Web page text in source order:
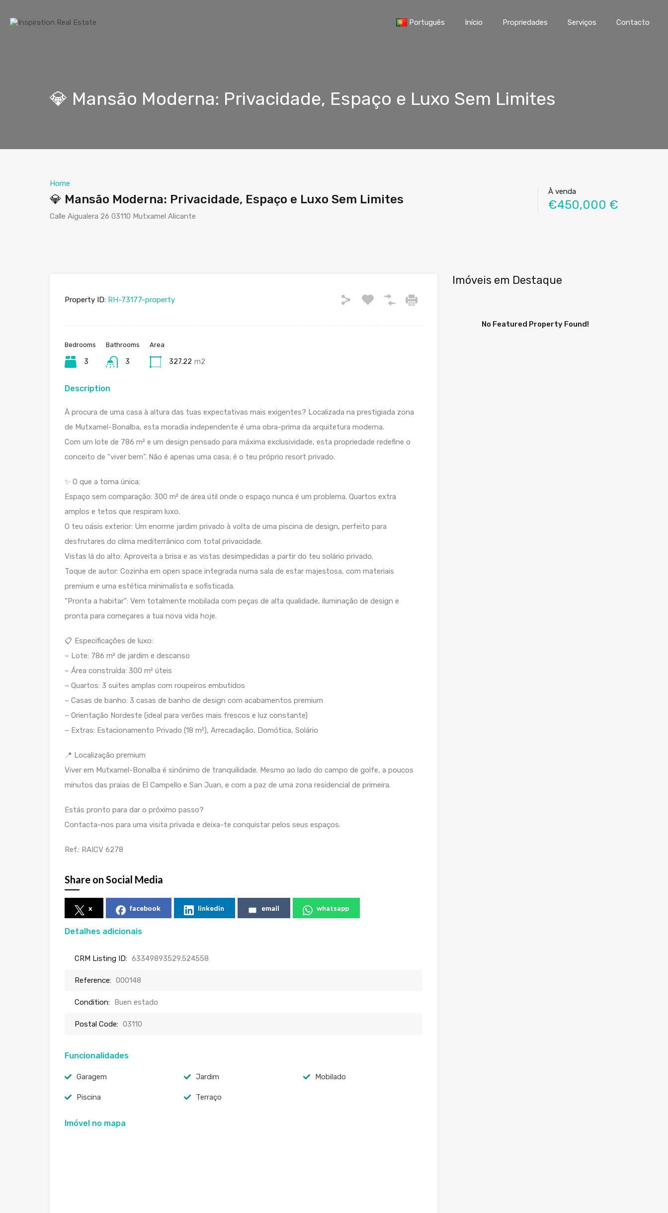
Português Início Propriedades Serviços Contacto
💎 Mansão Moderna: Privacidade, Espaço e Luxo Sem Limites
Home
💎 Mansão Moderna: Privacidade, Espaço e Luxo Sem Limites
Calle Aigualera 26 03110 Mutxamel Alicante
À venda
€450,000 €
Property ID: RH-73177-property
Bedrooms
3
Bathrooms
3
Area
327.22 m2
Description
À procura de uma casa à altura das tuas expectativas mais exigentes? Localizada na prestigiada zona
de Mutxamel-Bonalba, esta moradia independente é uma obra-prima da arquitetura moderna.
Com um lote de 786 m² e um design pensado para máxima exclusividade, esta propriedade redefine o
conceito de “viver bem”. Não é apenas uma casa; é o teu próprio resort privado.
✨ O que a torna única:
Espaço sem comparação: 300 m² de área útil onde o espaço nunca é um problema. Quartos extra
amplos e tetos que respiram luxo.
O teu oásis exterior: Um enorme jardim privado à volta de uma piscina de design, perfeito para
desfrutares do clima mediterrânico com total privacidade.
Vistas lá do alto: Aproveita a brisa e as vistas desimpedidas a partir do teu solário privado.
Toque de autor: Cozinha em open space integrada numa sala de estar majestosa, com materiais
premium e uma estética minimalista e sofisticada.
“Pronta a habitar”: Vem totalmente mobilada com peças de alta qualidade, iluminação de design e
pronta para começares a tua nova vida hoje.
📋 Especificações de luxo:
– Lote: 786 m² de jardim e descanso
– Área construída: 300 m² úteis
– Quartos: 3 suites amplas com roupeiros embutidos
– Casas de banho: 3 casas de banho de design com acabamentos premium
– Orientação Nordeste (ideal para verões mais frescos e luz constante)
– Extras: Estacionamento Privado (18 m²), Arrecadação, Domótica, Solário
📍 Localização premium
Viver em Mutxamel-Bonalba é sinónimo de tranquilidade. Mesmo ao lado do campo de golfe, a poucos
minutos das praias de El Campello e San Juan, e com a paz de uma zona residencial de primeira.
Estás pronto para dar o próximo passo?
Contacta-nos para uma visita privada e deixa-te conquistar pelos seus espaços.
Ref.: RAICV 6278
Share on Social Media
x facebook linkedin email whatsapp
Detalhes adicionais
CRM Listing ID: 63349893529.524558
Reference: 000148
Condition: Buen estado
Postal Code: 03110
Funcionalidades
Garagem Jardim Mobilado
Piscina Terraço
Imóvel no mapa
Imóveis em Destaque
No Featured Property Found!